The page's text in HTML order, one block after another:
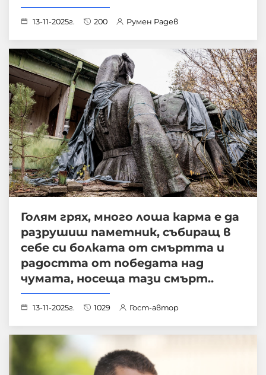
13-11-2025г. 200 Румен Радев
Голям грях, много лоша карма е да
разрушиш паметник, събиращ в
себе си болката от смъртта и
радостта от победата над
чумата, носеща тази смърт..
13-11-2025г. 1029 Гост-автор